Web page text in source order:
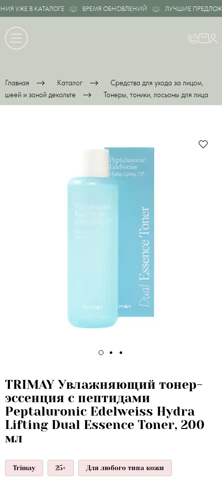
УЖЕ В КАТАЛОГЕ ВРЕМЯ ОБНОВЛЕНИЙ ЛУЧШИЕ
Главная Каталог
Средства для ухода за лицом,
шеей и зоной декольте
Тонеры, тоники, лосьоны для лица
TRIMAY Увлажняющий тонер-
эссенция с пептидами
Peptaluronic Edelweiss Hydra
Lifting Dual Essence Toner, 200
мл
Trimay 25+ Для любого типа кожи